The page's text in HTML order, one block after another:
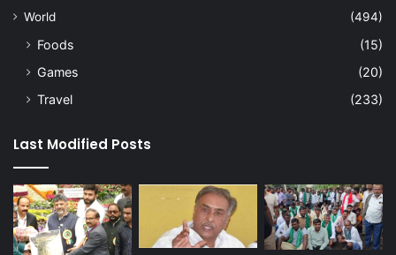
World
(494)
Foods
(15)
Games
(20)
Travel
(233)
Last Modified Posts